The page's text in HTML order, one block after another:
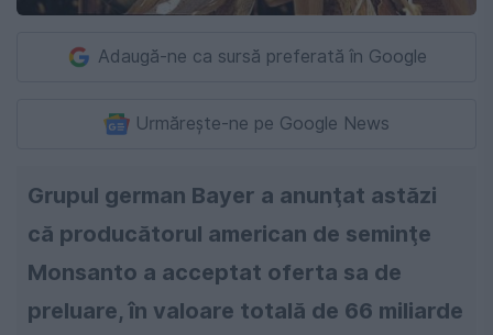
Adaugă-ne ca sursă preferată în Google
Urmărește-ne pe Google News
Grupul german Bayer a anunţat astăzi
că producătorul american de seminţe
Monsanto a acceptat oferta sa de
preluare, în valoare totală de 66 miliarde